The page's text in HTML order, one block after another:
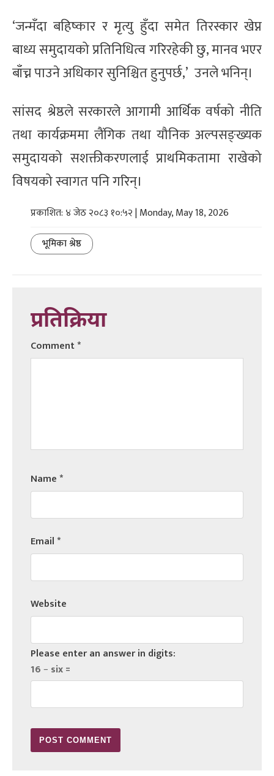
‘जन्मँदा बहिष्कार र मृत्यु हुँदा समेत तिरस्कार खेप्न
बाध्य समुदायको प्रतिनिधित्व गरिरहेकी छु, मानव भएर
बाँच्न पाउने अधिकार सुनिश्चित हुनुपर्छ,’ उनले भनिन्।
सांसद श्रेष्ठले सरकारले आगामी आर्थिक वर्षको नीति
तथा कार्यक्रममा लैंगिक तथा यौनिक अल्पसङ्ख्यक
समुदायको सशक्तीकरणलाई प्राथमिकतामा राखेको
विषयको स्वागत पनि गरिन्।
प्रकाशित: ४ जेठ २०८३ १०:५२ | Monday, May 18, 2026
भूमिका श्रेष्ठ
प्रतिक्रिया
Comment*
Name*
Email*
Website
Please enter an answer in digits:
16 − six =